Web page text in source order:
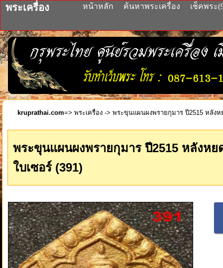
พระเครื่อง หน้าหลัก ค้นหาพระเครื่อง เช็คพระ
kruprathai.com=> พระเครื่อง -> พระขุนแผนผงพรายกุมาร ปี2515 หลัง
พระขุนแผนผงพรายกุมาร ปี2515 หลังห
ใบเซอร์ (391)